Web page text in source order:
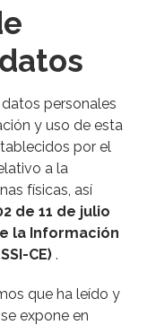
personales
y uso de esta
por el
a la
físicas, así
de 11 de julio
la Información
CE) .
que ha leído y
expone en